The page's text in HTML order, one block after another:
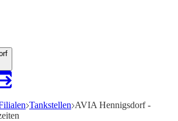
Tankstellen AVIA Hennigsdorf -